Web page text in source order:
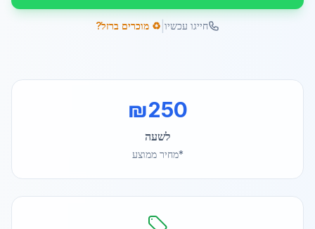
חייגו עכשיו ♻️ מוכרים ברזל?
₪250
לשעה
*מחיר ממוצע